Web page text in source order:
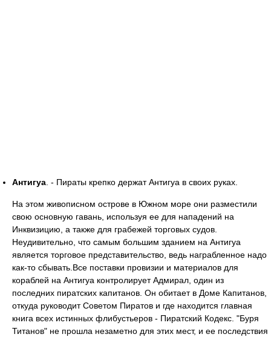
Антигуа . - Пираты крепко держат Антигуа в своих руках.
На этом живописном острове в Южном море они разместили
свою основную гавань, используя ее для нападений на
Инквизицию, а также для грабежей торговых судов.
Неудивительно, что самым большим зданием на Антигуа
является торговое представительство, ведь награбленное надо
как-то сбывать.Все поставки провизии и материалов для
кораблей на Антигуа контролирует Адмирал, один из
последних пиратских капитанов. Он обитает в Доме Капитанов,
откуда руководит Советом Пиратов и где находится главная
книга всех истинных флибустьеров - Пиратский Кодекс. "Буря
Титанов" не прошла незаметно для этих мест, и ее последствия